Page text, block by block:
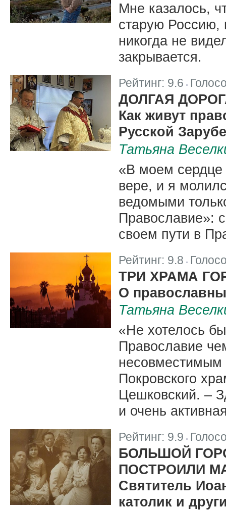
Мне казалось,
старую Россию,
никогда не
закрывается.
Рейтинг: 9.6
ДОЛГАЯ
Как живут
Русской
Татьяна
«В моем сердце
вере, и я
ведомыми
Православие»:
своем пути в
Рейтинг: 9.8 |
ТРИ ХРАМА
О
Татьяна
«Не хотелось
Православие
несовместимым
Покровского
Цешковский. –
и очень
Рейтинг: 9.9 |
БОЛЬШОЙ
ПОСТРОИЛИ
Святитель
католик и